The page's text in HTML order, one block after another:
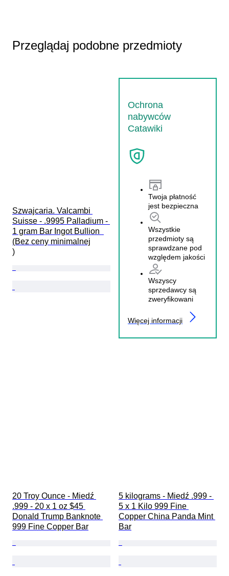
Przeglądaj podobne przedmioty
Ochrona
nabywców
Catawiki
Twoja płatność
jest bezpieczna
Wszystkie
przedmioty są
sprawdzane pod
względem jakości
Wszyscy
sprzedawcy są
zweryfikowani
Więcej informacji
Szwajcaria. Valcambi
Suisse - .9995 Palladium -
1 gram Bar Ingot Bullion
(Bez ceny minimalnej
)
20 Troy Ounce - Miedź
.999 - 20 x 1 oz $45
Donald Trump Banknote
999 Fine Copper Bar
5 kilograms - Miedź .999 -
5 x 1 Kilo 999 Fine
Copper China Panda Mint
Bar